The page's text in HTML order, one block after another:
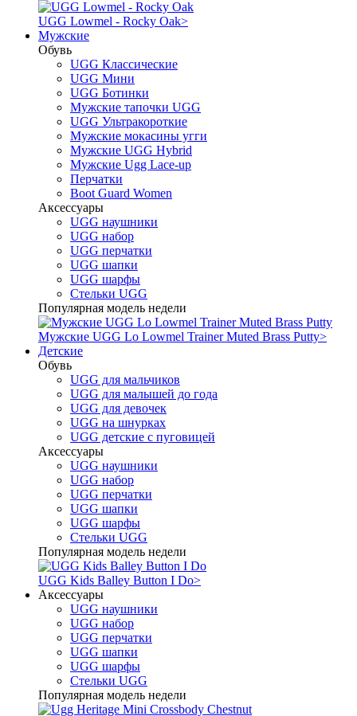
UGG Lowmel - Rocky Oak>
Мужские
Обувь
UGG Классические
UGG Мини
UGG Ботинки
Мужские тапочки UGG
UGG Ультракороткие
Мужские мокасины угги
Мужские UGG Hybrid
Мужские Ugg Lace-up
Перчатки
Boot Guard Women
Аксессуары
UGG наушники
UGG набор
UGG перчатки
UGG шапки
UGG шарфы
Стельки UGG
Популярная модель недели
Мужские UGG Lo Lowmel Trainer Muted Brass Putty>
Детские
Обувь
UGG для мальчиков
UGG для малышей до года
UGG для девочек
UGG на шнурках
UGG детские с пуговицей
Аксессуары
UGG наушники
UGG набор
UGG перчатки
UGG шапки
UGG шарфы
Стельки UGG
Популярная модель недели
UGG Kids Balley Button I Do>
Аксессуары
UGG наушники
UGG набор
UGG перчатки
UGG шапки
UGG шарфы
Стельки UGG
Популярная модель недели